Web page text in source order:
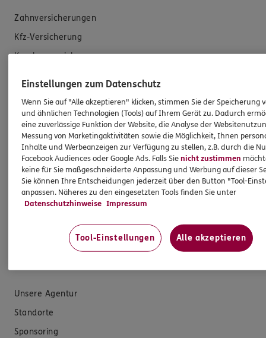
Zahnversicherungen
Kfz-Versicherung
Krankenversicherung
Hilfe & Services
E-Mail schreiben
Schaden melden
Erstkontaktinformationen
Datenverarbeitung
Unsere Agentur
Standorte
Sponsoring
Einstellungen zum Datenschutz
Wenn Sie auf "Alle akzeptieren" klicken, stimmen Sie der Speicherung
und ähnlichen Technologien (Tools) auf Ihrem Gerät zu. Dadurch
eine zuverlässige Funktion der Website, die Analyse der
Messung von Marketingaktivitäten sowie die Möglichkeit, Ihnen
Inhalte und Werbeanzeigen zur Verfügung zu stellen, z.B. durch die
Facebook Audiences oder Google Ads. Falls Sienicht zustimmen
keine für Sie maßgeschneiderte Anpassung und Werbung auf dieser
Sie können Ihre Entscheidungen jederzeit über den Button "Tool-
anpassen. Näheres zu den eingesetzten Tools finden Sie unter
Datenschutzhinweise Impressum
Tool-Einstellungen Alle akzeptieren